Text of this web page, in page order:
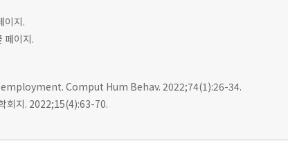
이지.
페이지.
Comput Hum Behav. 2022;74(1):26-34.
회지. 2022;15(4):63-70.